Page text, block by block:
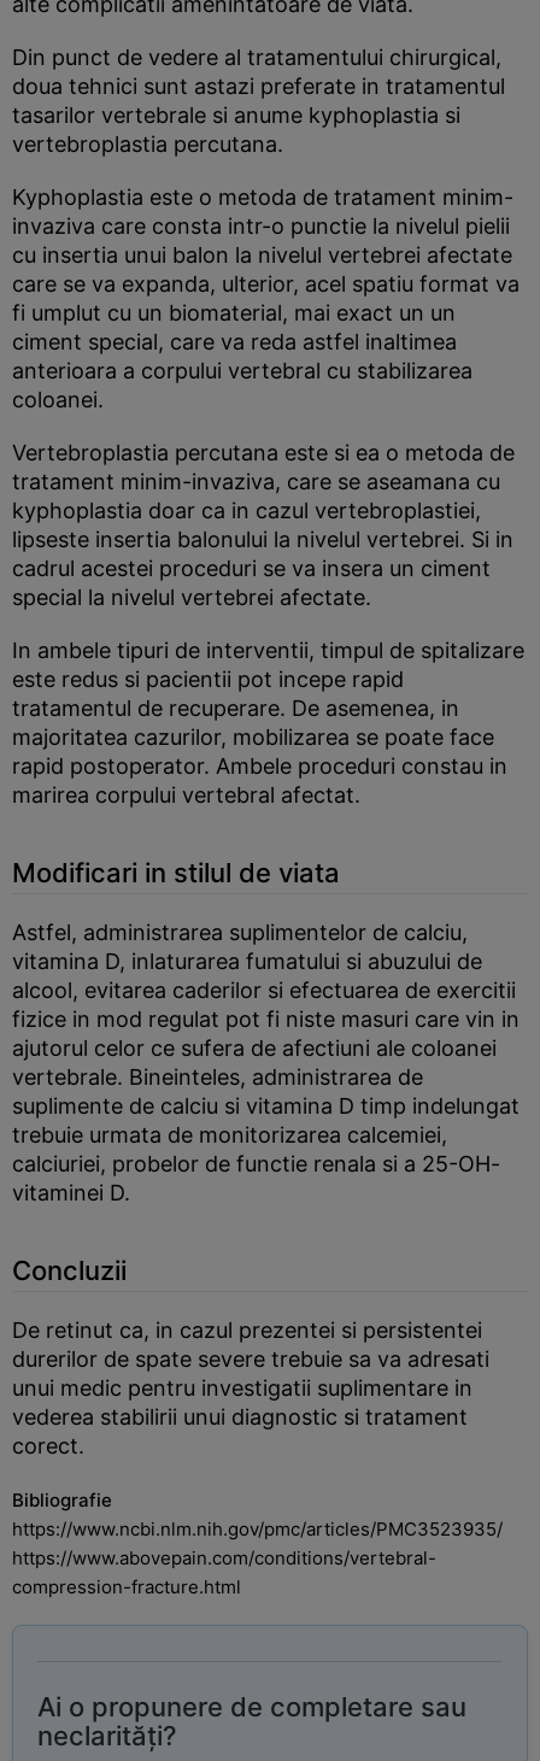
Din punct de vedere al tratamentului chirurgical,
doua tehnici sunt astazi preferate in tratamentul
tasarilor vertebrale si anume kyphoplastia si
vertebroplastia percutana.
Kyphoplastia este o metoda de tratament minim-
invaziva care consta intr-o punctie la nivelul pielii
cu insertia unui balon la nivelul vertebrei afectate
care se va expanda, ulterior, acel spatiu format va
fi umplut cu un biomaterial, mai exact un un
ciment special, care va reda astfel inaltimea
anterioara a corpului vertebral cu stabilizarea
coloanei.
Vertebroplastia percutana este si ea o metoda de
tratament minim-invaziva, care se aseamana cu
kyphoplastia doar ca in cazul vertebroplastiei,
lipseste insertia balonului la nivelul vertebrei. Si in
cadrul acestei proceduri se va insera un ciment
special la nivelul vertebrei afectate.
In ambele tipuri de interventii, timpul de spitalizare
este redus si pacientii pot incepe rapid
tratamentul de recuperare. De asemenea, in
majoritatea cazurilor, mobilizarea se poate face
rapid postoperator. Ambele proceduri constau in
marirea corpului vertebral afectat.
Modificari in stilul de viata
Astfel, administrarea suplimentelor de calciu,
vitamina D, inlaturarea fumatului si abuzului de
alcool, evitarea caderilor si efectuarea de exercitii
fizice in mod regulat pot fi niste masuri care vin in
ajutorul celor ce sufera de afectiuni ale coloanei
vertebrale. Bineinteles, administrarea de
suplimente de calciu si vitamina D timp indelungat
trebuie urmata de monitorizarea calcemiei,
calciuriei, probelor de functie renala si a 25-OH-
vitaminei D.
Concluzii
De retinut ca, in cazul prezentei si persistentei
durerilor de spate severe trebuie sa va adresati
unui medic pentru investigatii suplimentare in
vederea stabilirii unui diagnostic si tratament
corect.
Bibliografie
https://www.ncbi.nlm.nih.gov/pmc/articles/PMC3523935/
https://www.abovepain.com/conditions/vertebral-
compression-fracture.html
Ai o propunere de completare sau
neclarități?